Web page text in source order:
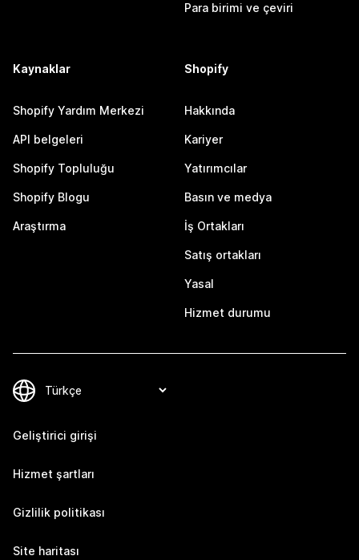
Para birimi ve çeviri
Kaynaklar
Shopify Yardım Merkezi
API belgeleri
Shopify Topluluğu
Shopify Blogu
Araştırma
Shopify
Hakkında
Kariyer
Yatırımcılar
Basın ve medya
İş Ortakları
Satış ortakları
Yasal
Hizmet durumu
Geliştirici girişi
Hizmet şartları
Gizlilik politikası
Site haritası